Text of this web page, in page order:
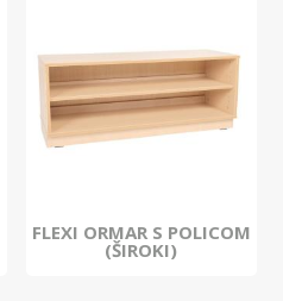
FLEXI ORMAR S POLICOM
(ŠIROKI)